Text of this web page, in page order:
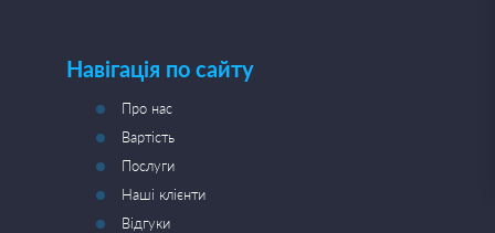
Навігація по сайту
Про нас
Вартість
Послуги
Наші клієнти
Відгуки